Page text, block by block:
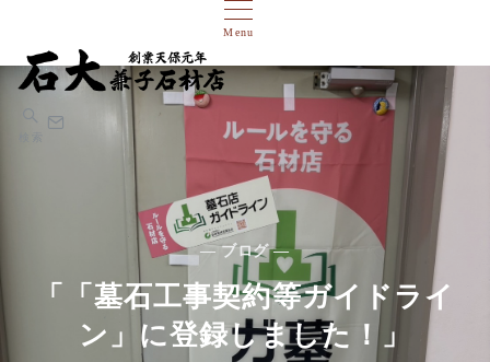
Menu
— ブログ —
「「墓石工事契約等ガイドライ
ン」に登録しました！」